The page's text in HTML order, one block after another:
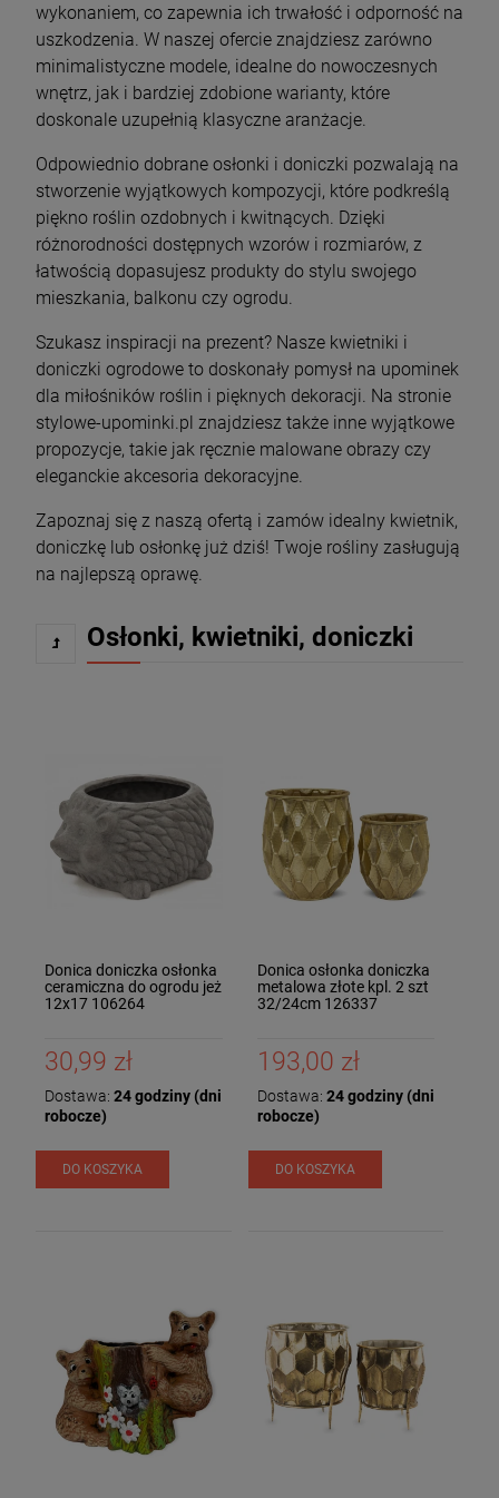
wykonaniem, co zapewnia ich trwałość i odporność na
uszkodzenia. W naszej ofercie znajdziesz zarówno
minimalistyczne modele, idealne do nowoczesnych
wnętrz, jak i bardziej zdobione warianty, które
doskonale uzupełnią klasyczne aranżacje.
Odpowiednio dobrane osłonki i doniczki pozwalają na
stworzenie wyjątkowych kompozycji, które podkreślą
piękno roślin ozdobnych i kwitnących. Dzięki
różnorodności dostępnych wzorów i rozmiarów, z
łatwością dopasujesz produkty do stylu swojego
mieszkania, balkonu czy ogrodu.
Szukasz inspiracji na prezent? Nasze kwietniki i
doniczki ogrodowe to doskonały pomysł na upominek
dla miłośników roślin i pięknych dekoracji. Na stronie
stylowe-upominki.pl znajdziesz także inne wyjątkowe
propozycje, takie jak ręcznie malowane obrazy czy
eleganckie akcesoria dekoracyjne.
Zapoznaj się z naszą ofertą i zamów idealny kwietnik,
doniczkę lub osłonkę już dziś! Twoje rośliny zasługują
na najlepszą oprawę.
Osłonki, kwietniki, doniczki
Donica doniczka osłonka
ceramiczna do ogrodu jeż
12x17 106264
30,99 zł
Dostawa: 24 godziny (dni
robocze)
DO KOSZYKA
Donica osłonka doniczka
metalowa złote kpl. 2 szt
32/24cm 126337
193,00 zł
Dostawa: 24 godziny (dni
robocze)
DO KOSZYKA